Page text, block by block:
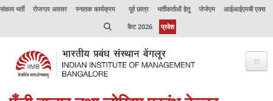
संकाय भर्ती रोजगार अवसर स्नातक कार्यक्रम पूर्व छात्र भर्तीकर्ताओं हेतु जेजेएम
आईआईएमबी एक्स
कैट 2026
प्रवेश